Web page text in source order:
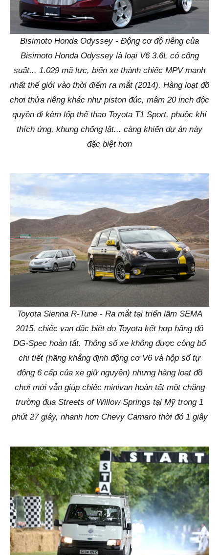
Bisimoto Honda Odyssey - Động cơ độ riêng của
Bisimoto Honda Odyssey là loại V6 3.6L có công
suất... 1.029 mã lực, biến xe thành chiếc MPV mạnh
nhất thế giới vào thời điểm ra mắt (2014). Hàng loạt đồ
chơi thửa riêng khác như piston đúc, mâm 20 inch độc
quyền đi kèm lốp thể thao Toyota T1 Sport, phuộc khí
thích ứng, khung chống lật... càng khiến dự án này
đặc biệt hơn
Toyota Sienna R-Tune - Ra mắt tại triển lãm SEMA
2015, chiếc van đặc biệt do Toyota kết hợp hãng độ
DG-Spec hoàn tất. Thông số xe không được công bố
chi tiết (hãng khẳng định động cơ V6 và hộp số tự
động 6 cấp của xe giữ nguyên) nhưng hàng loạt đồ
chơi mới vẫn giúp chiếc minivan hoàn tất một chặng
trường đua Streets of Willow Springs tại Mỹ trong 1
phút 27 giây, nhanh hơn Chevy Camaro thời đó 1 giây